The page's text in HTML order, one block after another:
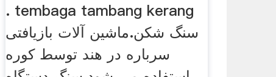
. tembaga tambang kerang
سنگ شکن.ماشین آلات بازیافتی
سرباره در هند توسط کوره